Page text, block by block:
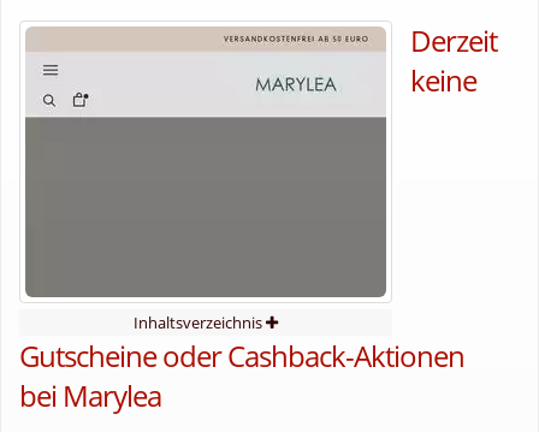
Inhaltsverzeichnis
Derzeit
keine
Gutscheine oder Cashback-Aktionen
bei Marylea